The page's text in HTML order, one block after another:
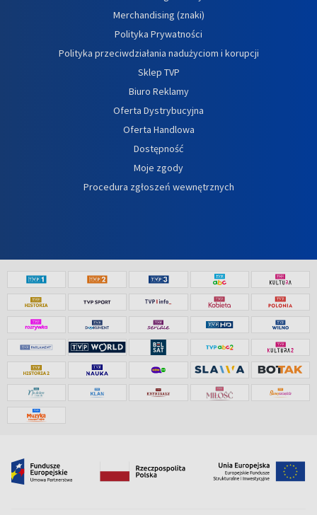
Merchandising (znaki)
Polityka Prywatności
Polityka przeciwdziałania nadużyciom i korupcji
Sklep TVP
Biuro Reklamy
Oferta Dystrybucyjna
Oferta Handlowa
Dostępność
Moje zgody
Procedura zgłoszeń wewnętrznych